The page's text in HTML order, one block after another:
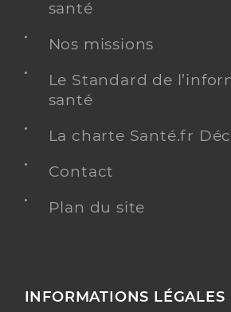
santé
Nos missions
Le Standard de
santé
La charte Santé.fr
Contact
Plan du site
INFORMATIONS LÉGALES